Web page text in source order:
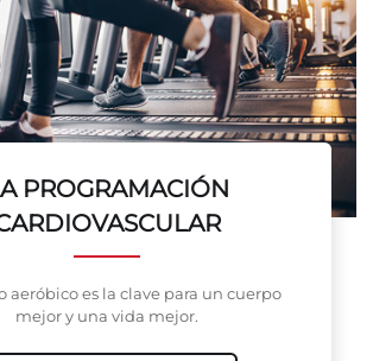
PROGRAMACIÓN
aeróbico es la clave para un cuerpo
mejor y una vida mejor.